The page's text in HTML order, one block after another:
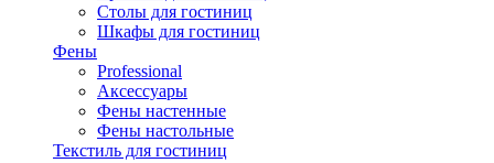
Столы для гостиниц
Шкафы для гостиниц
Фены
Professional
Аксессуары
Фены настенные
Фены настольные
Текстиль для гостиниц